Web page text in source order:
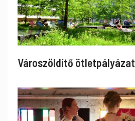
Városzöldítő ötletpályázat